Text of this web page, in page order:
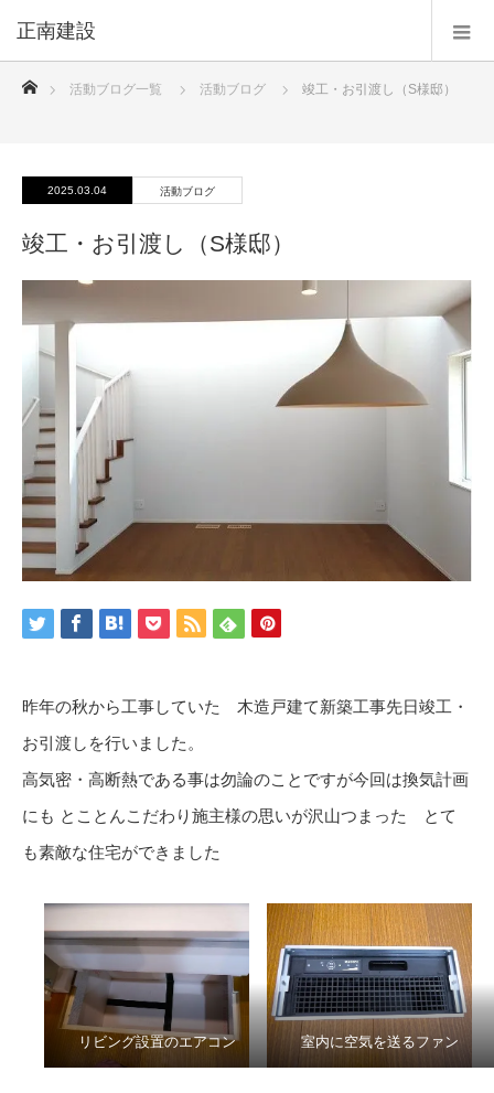
正南建設
ホーム
活動ブログ一覧 活動ブログ 竣工・お引渡し（S様邸）
2025.03.04 活動ブログ
竣工・お引渡し（S様邸）
昨年の秋から工事していた 木造戸建て新築工事先日竣工・
お引渡しを行いました。
高気密・高断熱である事は勿論のことですが今回は換気計画
にも とことんこだわり施主様の思いが沢山つまった とて
も素敵な住宅ができました
リビング設置のエアコン 室内に空気を送るファン